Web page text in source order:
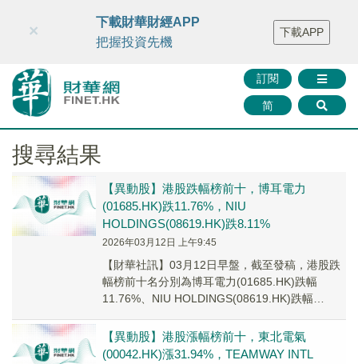
財華智庫網 FINTV FINMETA 財華證券 媒體矩陣
智庫沙龍
聯絡我們
訂閱
简
×
下載財華財經APP
把握投資先機
下載APP
搜尋結果
【異動股】港股跌幅榜前十，博耳電力
(01685.HK)跌11.76%，NIU
HOLDINGS(08619.HK)跌8.11%
2026年03月12日 上午9:45
【財華社訊】03月12日早盤，截至發稿，港股跌
幅榜前十名分別為博耳電力(01685.HK)跌幅
11.76%、NIU HOLDINGS(08619.HK)跌幅
【異動股】港股漲幅榜前十，東北電氣
(00042.HK)漲31.94%，TEAMWAY INTL